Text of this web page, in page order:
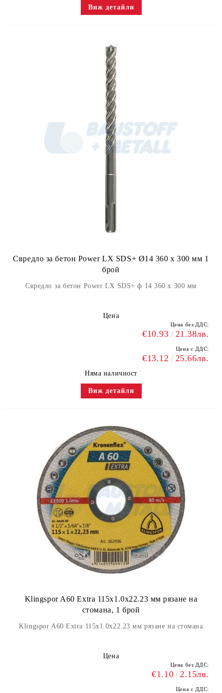
Виж детайли
Свредло за бетон Power LX SDS+ Ø14 360 x 300 мм 1
брой
Свредло за бетон Power LX SDS+ ф 14 360 x 300 мм
Цена
Цена без ДДС:
€10.93 21.38лв.
Цена с ДДС:
€13.12 25.66лв.
Няма наличност
Виж детайли
Klingspor A60 Extra 115x1.0x22.23 мм рязане на
стомана, 1 брой
Klingspor A60 Extra 115x1.0x22.23 мм рязане на стомана
Цена
Цена без ДДС:
€1.10 2.15лв.
Цена с ДДС: